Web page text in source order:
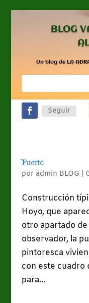
BLOG
Un blog de LA
Seguir
Puerta
por admin BLOG
Construcción
Hoyo, que
otro apartado
observador, la
pintoresca
con este cuadro
para...